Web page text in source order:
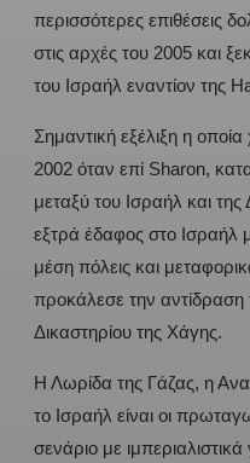
περισσότερες επιθέσεις
στις αρχές του 2005 και
του Ισραήλ εναντίον της
Σημαντική εξέλιξη η
2002 όταν επί Sharon,
μεταξύ του Ισραήλ και
εξτρά έδαφος στο Ισραήλ
μέση πόλεις και
προκάλεσε την αντίδραση
Δικαστηρίου της Χάγης.
Η Λωρίδα της Γάζας, η
το Ισραήλ είναι οι
σενάριο με